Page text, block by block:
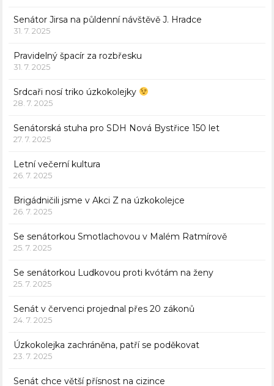
Senátor Jirsa na půldenní návštěvě J. Hradce
31. 7. 2025
Pravidelný špacír za rozbřesku
31. 7. 2025
Srdcaři nosí triko úzkokolejky
28. 7. 2025
Senátorská stuha pro SDH Nová Bystřice 150 let
27. 7. 2025
Letní večerní kultura
26. 7. 2025
Brigádničili jsme v Akci Z na úzkokolejce
26. 7. 2025
Se senátorkou Smotlachovou v Malém Ratmírově
25. 7. 2025
Se senátorkou Ludkovou proti kvótám na ženy
25. 7. 2025
Senát v červenci projednal přes 20 zákonů
24. 7. 2025
Úzkokolejka zachráněna, patří se poděkovat
23. 7. 2025
Senát chce větší přísnost na cizince